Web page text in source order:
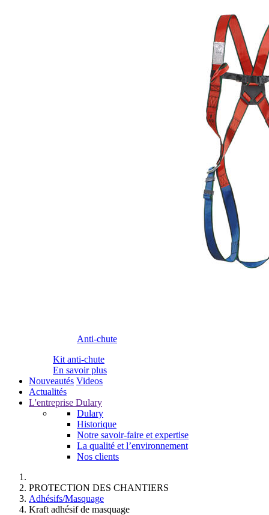
Anti-chute
Kit anti-chute
En savoir plus
Nouveautés Videos
Actualités
L'entreprise Dulary
Dulary
Historique
Notre savoir-faire et expertise
La qualité et l’environnement
Nos clients
PROTECTION DES CHANTIERS
Adhésifs/Masquage
Kraft adhésif de masquage